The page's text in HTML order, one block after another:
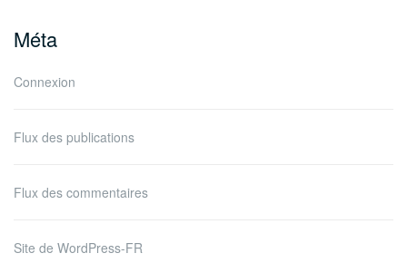
Méta
Connexion
Flux des publications
Flux des commentaires
Site de WordPress-FR